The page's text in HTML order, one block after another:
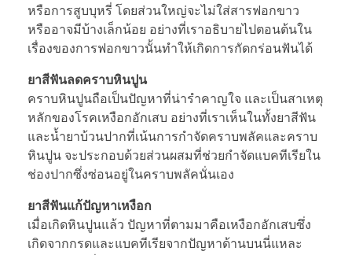
หรือการสูบบุหรี่ โดยส่วนใหญ่จะไม่ใส่สารฟอกขาว
หรืออาจมีบ้างเล็กน้อย อย่างที่เราอธิบายไปตอนต้นใน
เรื่องของการฟอกขาวนั้นทำให้เกิดการกัดกร่อนฟันได้
ยาสีฟันลดคราบหินปูน
คราบหินปูนถือเป็นปัญหาที่น่ารำคาญใจ และเป็นสาเหตุ
หลักของโรคเหงือกอักเสบ อย่างที่เราเห็นในทั้งยาสีฟัน
และน้ำยาบ้วนปากที่เน้นการกำจัดคราบพลัคและคราบ
หินปูน จะประกอบด้วยส่วนผสมที่ช่วยกำจัดแบคทีเรียใน
ช่องปากซึ่งซ่อนอยู่ในคราบพลัคนั่นเอง
ยาสีฟันแก้ปัญหาเหงือก
เมื่อเกิดหินปูนแล้ว ปัญหาที่ตามมาคือเหงือกอักเสบซึ่ง
เกิดจากกรดและแบคทีเรียจากปัญหาด้านบนนี่แหละ